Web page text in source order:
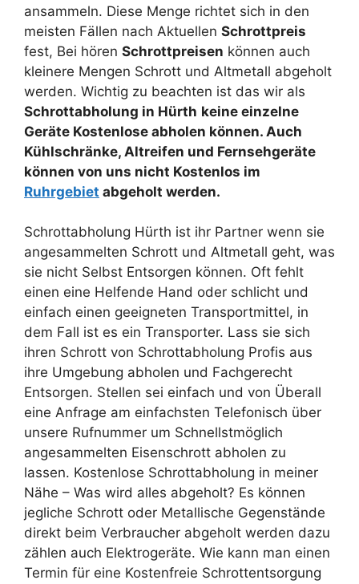
ansammeln. Diese Menge richtet sich in den
meisten Fällen nach Aktuellen Schrottpreis
fest, Bei hören Schrottpreisen können auch
kleinere Mengen Schrott und Altmetall abgeholt
werden. Wichtig zu beachten ist das wir als
Schrottabholung in Hürth keine einzelne
Geräte Kostenlose abholen können. Auch
Kühlschränke, Altreifen und Fernsehgeräte
können von uns nicht Kostenlos im
Ruhrgebiet abgeholt werden.
Schrottabholung Hürth ist ihr Partner wenn sie
angesammelten Schrott und Altmetall geht, was
sie nicht Selbst Entsorgen können. Oft fehlt
einen eine Helfende Hand oder schlicht und
einfach einen geeigneten Transportmittel, in
dem Fall ist es ein Transporter. Lass sie sich
ihren Schrott von Schrottabholung Profis aus
ihre Umgebung abholen und Fachgerecht
Entsorgen. Stellen sei einfach und von Überall
eine Anfrage am einfachsten Telefonisch über
unsere Rufnummer um Schnellstmöglich
angesammelten Eisenschrott abholen zu
lassen. Kostenlose Schrottabholung in meiner
Nähe – Was wird alles abgeholt? Es können
jegliche Schrott oder Metallische Gegenstände
direkt beim Verbraucher abgeholt werden dazu
zählen auch Elektrogeräte. Wie kann man einen
Termin für eine Kostenfreie Schrottentsorgung